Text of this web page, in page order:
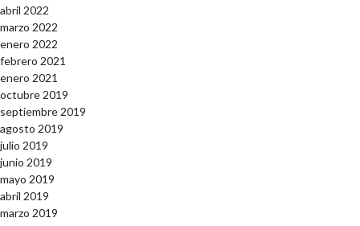
abril 2022
marzo 2022
enero 2022
febrero 2021
enero 2021
octubre 2019
septiembre 2019
agosto 2019
julio 2019
junio 2019
mayo 2019
abril 2019
marzo 2019